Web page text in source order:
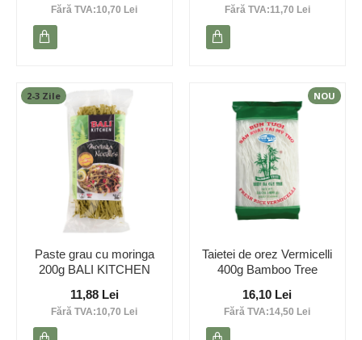
Fără TVA:10,70 Lei Fără TVA:11,70 Lei
2-3 Zile
Paste grau cu moringa
200g BALI KITCHEN
11,88 Lei
Fără TVA:10,70 Lei
NOU
Taietei de orez Vermicelli
400g Bamboo Tree
16,10 Lei
Fără TVA:14,50 Lei